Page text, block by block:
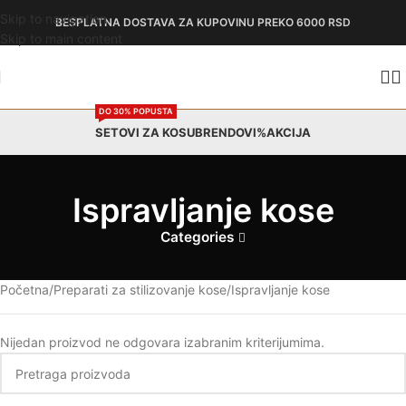
Skip to navigationBESPLATNA DOSTAVA ZA KUPOVINU PREKO 6000 RSD
SETOVI ZA KOSU
DO 30% POPUSTA
BRENDOVI%AKCIJA
Ispravljanje kose
Categories
Početna Preparati za stilizovanje kose Ispravljanje kose
Nijedan proizvod ne odgovara izabranim kriterijumima.